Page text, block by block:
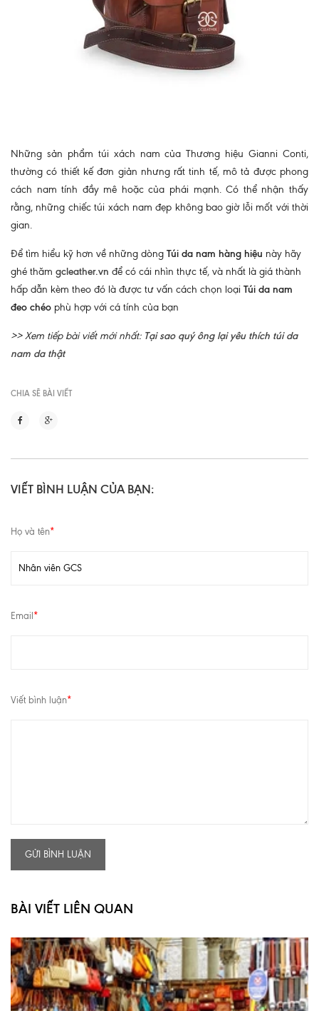
Những sản phẩm túi xách nam của Thương hiệu Gianni Conti,
thường có thiết kế đơn giản nhưng rất tinh tế, mô tả được phong
cách nam tính đầy mê hoặc của phái mạnh. Có thể nhận thấy
rằng, những chiếc túi xách nam đẹp không bao giờ lỗi mốt với thời
gian.
Để tìm hiểu kỹ hơn về những dòng Túi da nam hàng hiệu này hãy
ghé thăm gcleather.vn để có cái nhìn thực tế, và nhất là giá thành
hấp dẫn kèm theo đó là được tư vấn cách chọn loại Túi da nam
đeo chéo phù hợp với cá tính của bạn
>> Xem tiếp bài viết mới nhất: Tại sao quý ông lại yêu thích túi da
nam da thật
CHIA SẼ BÀI VIẾT
VIẾT BÌNH LUẬN CỦA BẠN:
Họ và tên*
Email *
Viết bình luận*
GỬI BÌNH LUẬN
BÀI VIẾT LIÊN QUAN